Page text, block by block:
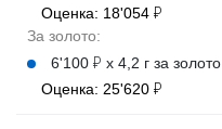
Оценка: 18'054 ₽
За золото:
6'100 ₽ х 4,2 г за золото
Оценка: 25'620 ₽